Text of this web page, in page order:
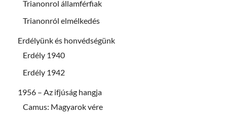
Trianonrol államférfiak
Trianonról elmélkedés
Erdélyünk és honvédségünk
Erdély 1940
Erdély 1942
1956 – Az ifjúság hangja
Camus: Magyarok vére